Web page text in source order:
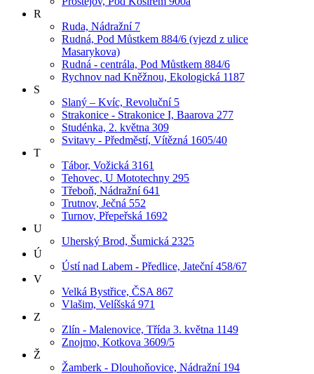
R
Ruda, Nádražní 7
Rudná, Pod Můstkem 884/6 (vjezd z ulice
Masarykova)
Rudná - centrála, Pod Můstkem 884/6
Rychnov nad Kněžnou, Ekologická 1187
S
Slaný – Kvíc, Revoluční 5
Strakonice - Strakonice I, Baarova 277
Studénka, 2. května 309
Svitavy - Předměstí, Vítězná 1605/40
T
Tábor, Vožická 3161
Tehovec, U Mototechny 295
Třeboň, Nádražní 641
Trutnov, Ječná 552
Turnov, Přepeřská 1692
U
Uherský Brod, Šumická 2325
Ú
Ústí nad Labem - Předlice, Jateční 458/67
V
Velká Bystřice, ČSA 867
Vlašim, Velíšská 971
Z
Zlín - Malenovice, Třída 3. května 1149
Znojmo, Kotkova 3609/5
Ž
Žamberk - Dlouhoňovice, Nádražní 194